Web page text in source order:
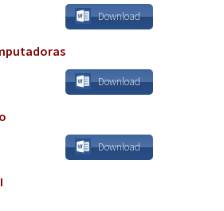
Download
Download
Download